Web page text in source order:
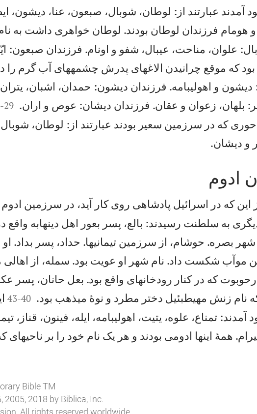
آمدند عبارتند از: لوطان، شوبال، صبعون، عنا، ديشون،
هومام فرزندان لوطان بودند. لوطان خواهری داشت به
علوان، مناحت، عيبال، شفو و اونام. فرزندان صبعون:
كه موقع چرانيدن الاغهای پدرش چشمههای آب گرم را
ديشون و اهوليبامه. فرزندان ديشون: حمدان، اشبان،
بلهان، زعوان و عقان. فرزندان ديشان: عوص و اران.

29
-
كه در سرزمين سعير بودند عبارتند از: لوطان،
و ديشان.
ادوم
اين كه در اسرائيل پادشاهی روی كار آيد، در سرزمين ادوم
به سلطنت رسيدند: بالع، پسر بعور اهل دينهابه واقع
بصره. حوشام، از سرزمين تيمانیها. حداد، پسر بداد. او
موآب شكست داد. نام شهر او عويت بود. سمله، از
كه در كنار رودخانهای واقع بود. بعل حانان، پسر
نام زنش مهيطبئيل دختر مطرد و نوهٔ ميذهب بود.

40
-
43
تمناع، علوه، يتيت، اهوليبامه، ايله، فينون، قناز،
همهٔ اينها ادومی بودند و هر يک نام خود را بر
Bible TM
2018 by Biblica, Inc.
All rights reserved worldwide.